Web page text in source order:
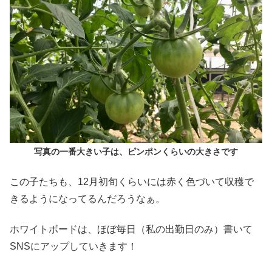
写真の一番大きい子は、ピンポンくらいの大きさです
この子たちも、12月初旬くらいには赤く色づいて収穫で
きるようになってるんだろうなぁ。
ホワイトボードは、ほぼ毎日（私の出勤日のみ）書いて
SNSにアップしていきます！